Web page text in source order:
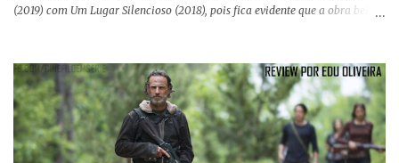
(2019) com Um Lugar Silencioso (2018), pois fica evidente que a obra bebe
reproduzir alguns elementos que consograram a obra de John Krasinski
(The Office). Aqui os “monstros” com audições aguçadas eram seres da
Terra que estavam presos por séculos em uma caverna recém descoberta,
libertando-os pelo mundo. O espectador acompanha uma família que tem
uma pequena vantagem em relação às outras pessoas. Adivinhem? Sabem
viver em silêncio pelo fato da filha mais velha ser surda. Para aqueles que